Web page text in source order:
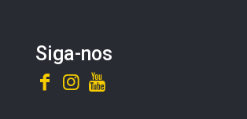
Siga-nos